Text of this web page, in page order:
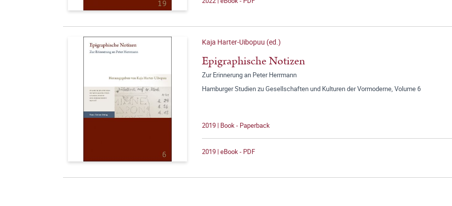
Kaja Harter-Uibopuu (ed.)
Epigraphische Notizen
Zur Erinnerung an Peter Herrmann
Hamburger Studien zu Gesellschaften und Kulturen der Vormoderne, Volume 6
2019 | Book - Paperback
2019 | eBook - PDF